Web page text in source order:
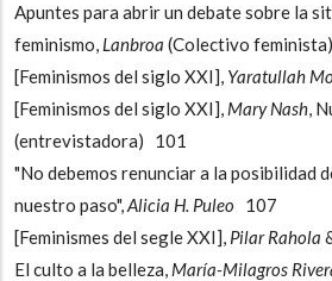
Apuntes para abrir un debate sobre la
feminismo, Lanbroa (Colectivo
[Feminismos del siglo XXI], Yaratullah
[Feminismos del siglo XXI], Mary Nash,
(entrevistadora) 101
"No debemos renunciar a la posibilidad
nuestro paso",Alicia H. Puleo 107
[Feminismes del segle XXI], Pilar Rahola
El culto a la belleza, María-Milagros